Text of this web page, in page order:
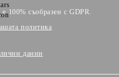
100% съобразен с GDPR.
политика
данни